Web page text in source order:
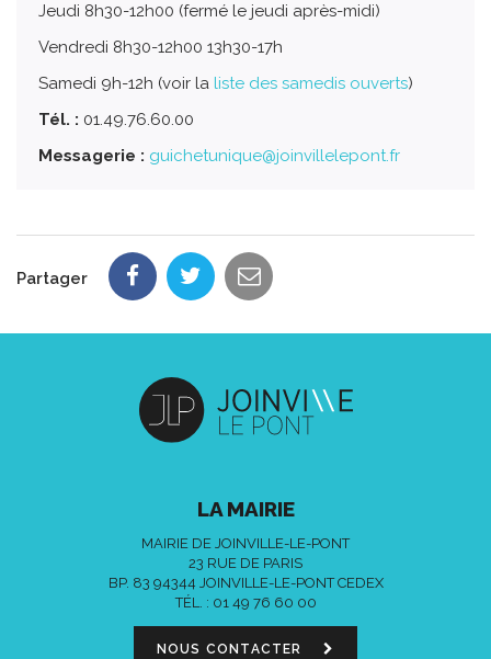
Jeudi 8h30-12h00 (fermé le jeudi après-midi)
Vendredi 8h30-12h00 13h30-17h
Samedi 9h-12h (voir la liste des samedis ouverts)
Tél. : 01.49.76.60.00
Messagerie : guichetunique@joinvillelepont.fr
Partager
LA MAIRIE
MAIRIE DE JOINVILLE-LE-PONT
23 RUE DE PARIS
BP. 83 94344 JOINVILLE-LE-PONT CEDEX
TÉL. : 01 49 76 60 00
NOUS CONTACTER